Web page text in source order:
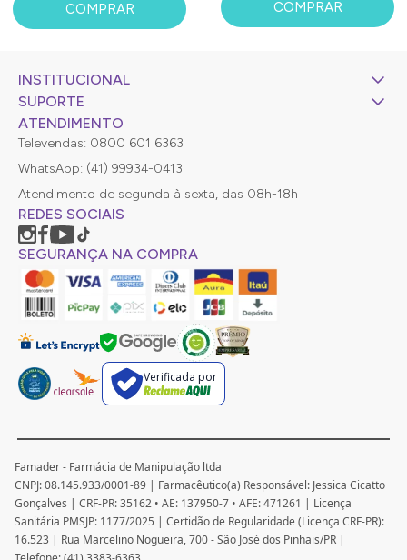
COMPRAR COMPRAR
INSTITUCIONAL
SUPORTE
ATENDIMENTO
Televendas: 0800 601 6363
WhatsApp: (41) 99934-0413
Atendimento de segunda à sexta, das 08h-18h
REDES SOCIAIS
SEGURANÇA NA COMPRA
Verificada por
Famader - Farmácia de Manipulação ltda
CNPJ: 08.145.933/0001-89 | Farmacêutico(a) Responsável: Jessica Cicatto
Gonçalves | CRF-PR: 35162 • AE: 137950-7 • AFE: 471261 | Licença
Sanitária PMSJP: 1177/2025 | Certidão de Regularidade (Licença CRF-PR):
16.523 | Rua Marcelino Nogueira, 700 - São José dos Pinhais/PR |